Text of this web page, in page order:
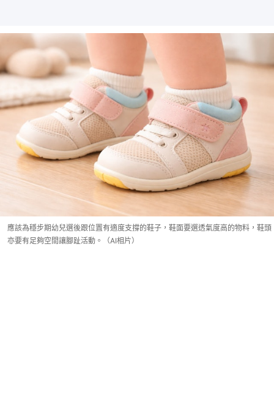
應該為穩步期幼兒選後跟位置有適度支撐的鞋子，鞋面要選透氣度高的物料，鞋頭
亦要有足夠空間讓腳趾活動。（AI相片）